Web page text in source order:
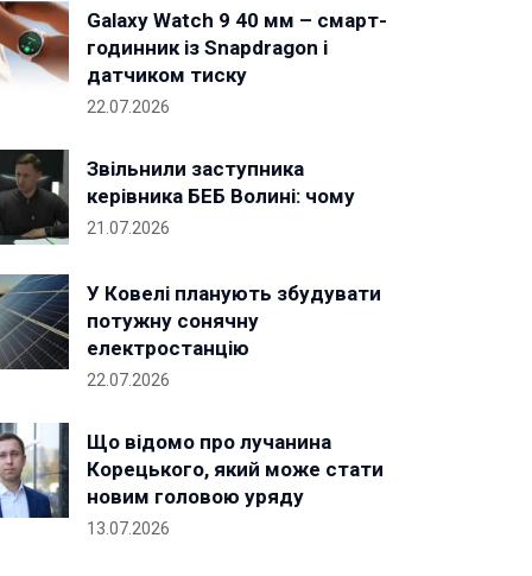
Galaxy Watch 9 40 мм – смарт-
годинник із Snapdragon і
датчиком тиску
22.07.2026
Звільнили заступника
керівника БЕБ Волині: чому
21.07.2026
У Ковелі планують збудувати
потужну сонячну
електростанцію
22.07.2026
Що відомо про лучанина
Корецького, який може стати
новим головою уряду
13.07.2026